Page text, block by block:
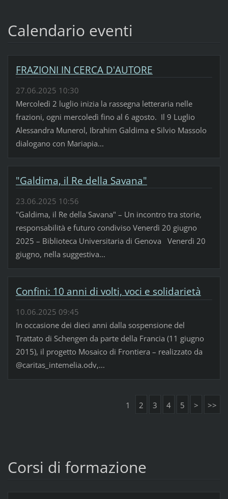
Calendario eventi
FRAZIONI IN CERCA D'AUTORE
27.06.2025 10:30
Mercoledì 2 luglio inizia la rassegna letteraria nelle
frazioni, ogni mercoledì fino al 6 agosto. Il 9 Luglio
Alessandra Munerol, Ibrahim Galdima e Silvio Massolo
dialogano con Mariapia...
"Galdima, il Re della Savana"
23.06.2025 10:56
"Galdima, il Re della Savana" – Un incontro tra storie,
responsabilità e futuro condiviso Venerdì 20 giugno
2025 – Biblioteca Universitaria di Genova Venerdì 20
giugno, nella suggestiva...
Confini: 10 anni di volti, voci e solidarietà
10.06.2025 09:45
In occasione dei dieci anni dalla sospensione del
Trattato di Schengen da parte della Francia (11 giugno
2015), il progetto Mosaico di Frontiera – realizzato da
@caritas_intemelia.odv,...
1 2 3 4 5 > >>
Corsi di formazione